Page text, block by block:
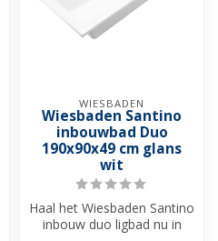
WIESBADEN
Wiesbaden Santino
inbouwbad Duo
190x90x49 cm glans
wit
Haal het Wiesbaden Santino
inbouw duo ligbad nu in